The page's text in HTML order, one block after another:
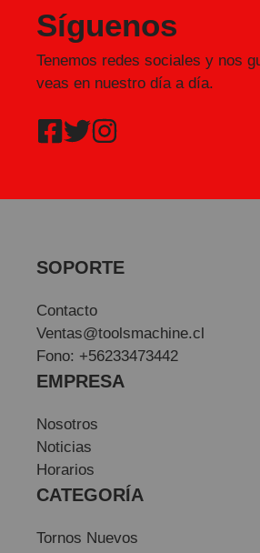
Síguenos
Tenemos redes sociales y nos
veas en nuestro día a día.
SOPORTE
Contacto
Ventas@toolsmachine.cl
Fono: +56233473442
EMPRESA
Nosotros
Noticias
Horarios
CATEGORÍA
Tornos Nuevos